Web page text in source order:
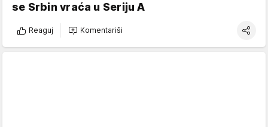
se Srbin vraća u Seriju A
Reaguj Komentariši